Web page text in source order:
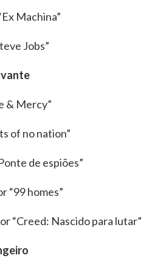
Machina”
Jobs”
& Mercy”
of no nation”
de espiões”
“99 homes”
“Creed: Nascido para lutar”